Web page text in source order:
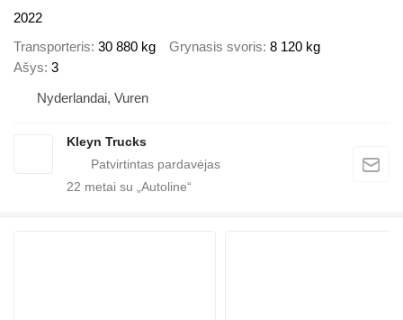
2022
Transporteris 30 880 kg Grynasis svoris 8 120 kg
Ašys 3
Nyderlandai, Vuren
Kleyn Trucks
22 metai su „Autoline“